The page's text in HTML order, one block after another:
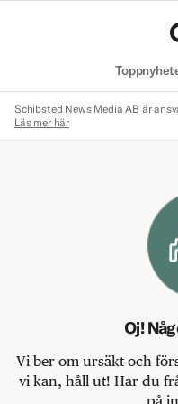
Schibsted News Media AB är
Läs mer här
Oj!
Vi ber om ursäkt och
vi kan, håll ut! Har du